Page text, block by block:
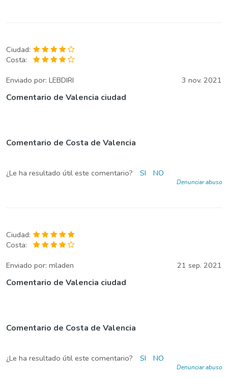
Ciudad:
Costa:
Enviado por: LEBDIRI 3 nov. 2021
Comentario de Valencia ciudad
Comentario de Costa de Valencia
¿Le ha resultado útil este comentario? SI NO
Denunciar abuso
Ciudad:
Costa:
Enviado por: mladen 21 sep. 2021
Comentario de Valencia ciudad
Comentario de Costa de Valencia
¿Le ha resultado útil este comentario? SI NO
Denunciar abuso